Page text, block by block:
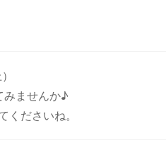
ませんか♪
ださいね。